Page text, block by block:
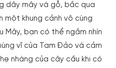
dây mây và gỗ, bắc qua
một khung cảnh vô cùng
Mây, bạn có thể ngắm nhìn
vĩ của Tam Đảo và cảm
nhàng của cây cầu khi có